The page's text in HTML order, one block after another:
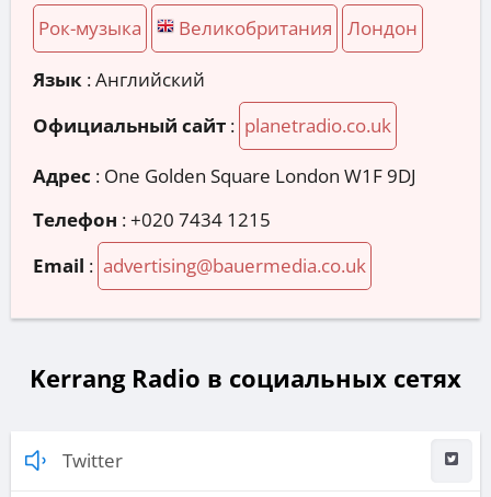
Рок-музыка Великобритания Лондон
Язык : Английский
Официальный сайт : planetradio.co.uk
Адрес : One Golden Square London W1F 9DJ
Телефон :+020 7434 1215
Email : advertising@bauermedia.co.uk
Kerrang Radio в социальных сетях
Twitter